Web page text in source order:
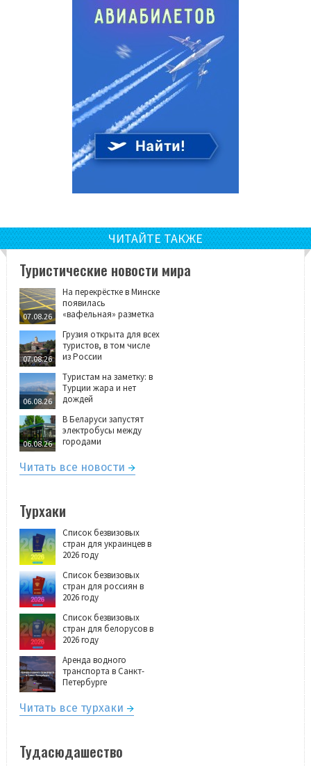
ЧИТАЙТЕ ТАКЖЕ
Туристические новости мира
07.08.26
На перекрёстке в Минске
появилась
«вафельная» разметка
07.08.26
Грузия открыта для всех
туристов, в том числе
из России
06.08.26
Туристам на заметку: в
Турции жара и нет
дождей
06.08.26
В Беларуси запустят
электробусы между
городами
Читать все новости
Турхаки
Список безвизовых
стран для украинцев в
2026 году
Список безвизовых
стран для россиян в
2026 году
Список безвизовых
стран для белорусов в
2026 году
Аренда водного
транспорта в Санкт-
Петербурге
Читать все турхаки
Тудасюдашество